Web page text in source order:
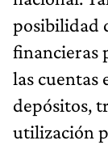
posibilidad
financieras
las cuentas
depósitos,
utilización